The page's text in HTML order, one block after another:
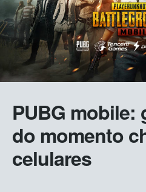
PUBG mobile:
do momento
celulares